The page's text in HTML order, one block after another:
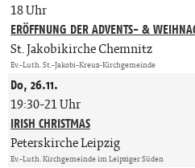
18 Uhr
ERÖFFNUNG DER ADVENTS- &
St. Jakobikirche Chemnitz
Ev.-Luth. St.-Jakobi-Kreuz-Kirchgemeinde
Do, 26.11.
19:30-21 Uhr
IRISH CHRISTMAS
Peterskirche Leipzig
Ev.-Luth. Kirchgemeinde im Leipziger Süden